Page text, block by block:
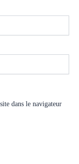
dans le navigateur